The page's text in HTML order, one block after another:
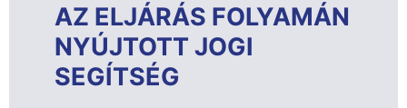
AZ ELJÁRÁS FOLYAMÁN
NYÚJTOTT JOGI
SEGÍTSÉG